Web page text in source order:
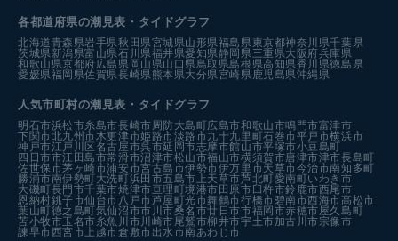
各都道府県の潮見表 ・タイドグラフ
北海道青森県岩手県秋田県宮城県山形県福島県東京都神奈川県千葉県
茨城県新潟県富山県石川県福井県愛知県静岡県三重県大阪府兵庫県
和歌山県京都府広島県 岡山県山口県鳥取県島根県高知県香川県徳島県
愛媛県福岡県佐賀県長崎県熊本県大分県宮崎県鹿児島県沖縄県
人気市町村の潮見表・タイドグラフ
明石市浜松市糸島市長崎市周防大島町広島市和歌山市鳴門市富津市
下関市北九州市木更津市姫路市淡路市九十九里町石巻市平戸市横浜市
神戸市江戸川区 名古屋市呉市延岡市志摩市館山市平塚市小豆島町
四日市市江田島市常滑市沼津市松山市福山市横須賀市唐津市津市長島町
佐世保市茅ヶ崎市浦安市宮古島市伊勢市伊万里市天草市今治市南知多町
勝浦市南伊勢町大洗町浜田市五島市 上天草市芦北町愛南町いわき市
大磯町長門市千葉市焼津市亘理町境港市 田原市 臼杵市鈴鹿市西尾市
恩納村銚子市仙台市八戸市芦屋町光市舞鶴市行橋市碧南市西海市高松市
葉山町徳之島町気仙沼市市川市桑名市廿日市市福岡市赤穂市屋久島町
苫小牧市玉名市糸魚川市川崎市尾鷲市柳井市宇土市加古川市宗像市
諫早市西宮市 上越市倉敷市出水市南あわじ市